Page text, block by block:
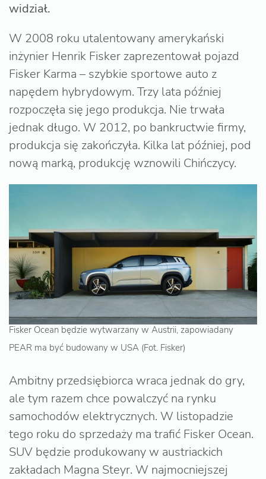
widział.
W 2008 roku utalentowany amerykański
inżynier Henrik Fisker zaprezentował pojazd
Fisker Karma – szybkie sportowe auto z
napędem hybrydowym. Trzy lata później
rozpoczęła się jego produkcja. Nie trwała
jednak długo. W 2012, po bankructwie firmy,
produkcja się zakończyła. Kilka lat później, pod
nową marką, produkcję wznowili Chińczycy.
Fisker Ocean będzie wytwarzany w Austrii, zapowiadany
PEAR ma być budowany w USA (Fot. Fisker)
Ambitny przedsiębiorca wraca jednak do gry,
ale tym razem chce powalczyć na rynku
samochodów elektrycznych. W listopadzie
tego roku do sprzedaży ma trafić Fisker Ocean.
SUV będzie produkowany w austriackich
zakładach Magna Steyr. W najmocniejszej